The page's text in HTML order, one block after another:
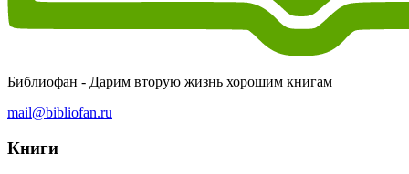
Библиофан - Дарим вторую жизнь хорошим книгам
mail@bibliofan.ru
Книги